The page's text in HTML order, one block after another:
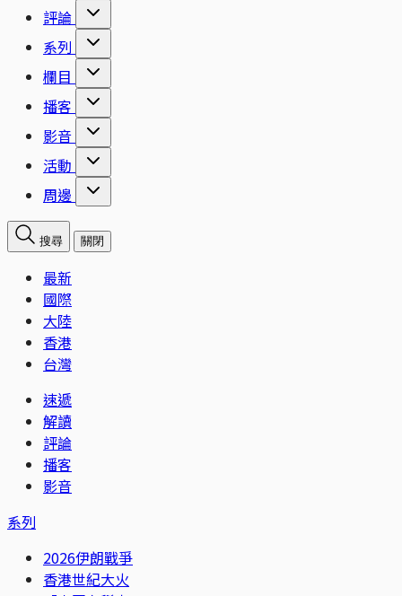
評論
系列
欄目
播客
影音
活動
周邊
搜尋 關閉
最新
國際
大陸
香港
台灣
速遞
解讀
評論
播客
影音
系列
2026伊朗戰爭
香港世紀大火